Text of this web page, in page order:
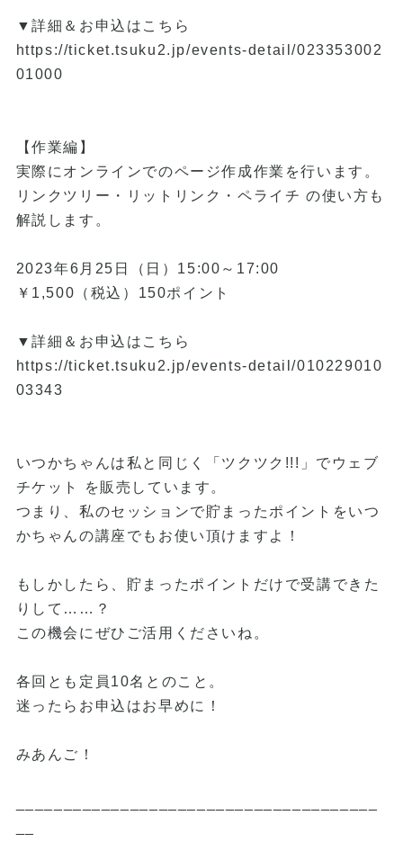
▼詳細＆お申込はこちら
https://ticket.tsuku2.jp/events-detail/023353002
01000
【作業編】
実際にオンラインでのページ作成作業を行います。
リンクツリー・リットリンク・ペライチ の使い方も
解説します。
2023年6月25日（日）15:00～17:00
￥1,500（税込）150ポイント
▼詳細＆お申込はこちら
https://ticket.tsuku2.jp/events-detail/010229010
03343
いつかちゃんは私と同じく「ツクツク!!!」でウェブ
チケット を販売しています。
つまり、私のセッションで貯まったポイントをいつ
かちゃんの講座でもお使い頂けますよ！
もしかしたら、貯まったポイントだけで受講できた
りして……？
この機会にぜひご活用くださいね。
各回とも定員10名とのこと。
迷ったらお申込はお早めに！
みあんご！